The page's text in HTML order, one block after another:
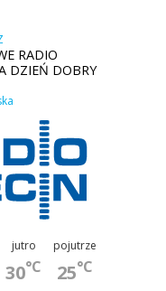
RADIO
DZIEŃ DOBRY
jutro
30°C
pojutrze
25°C